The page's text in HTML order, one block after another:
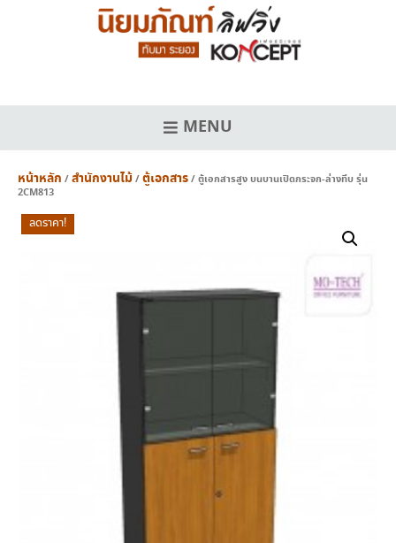
MENU
หน้าหลัก /สำนักงานไม้/ตู้เอกสาร/ ตู้เอกสารสูง บนบานเปิดกระจก-ล่างทึบ รุ่น
2CM813
ลดราคา!